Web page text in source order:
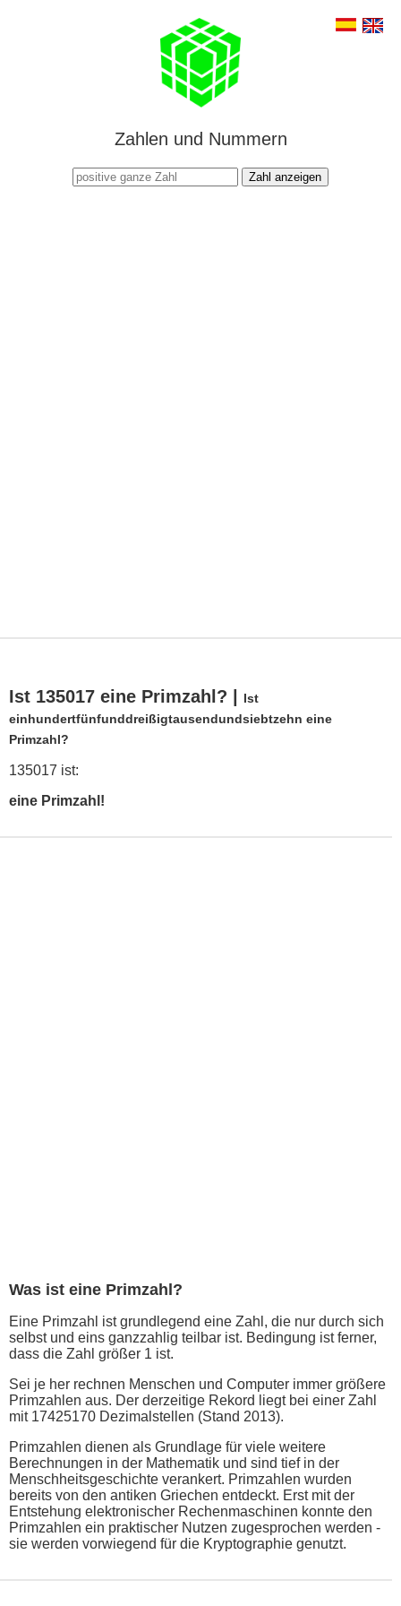
Zahlen und Nummern
Zahl anzeigen
Ist 135017 eine Primzahl? |
Ist
einhundertfünfunddreißigtausendundsiebtzehn eine
Primzahl?
135017 ist:
eine Primzahl!
Was ist eine Primzahl?
Eine Primzahl ist grundlegend eine Zahl, die nur durch sich
selbst und eins ganzzahlig teilbar ist. Bedingung ist ferner,
dass die Zahl größer 1 ist.
Sei je her rechnen Menschen und Computer immer größere
Primzahlen aus. Der derzeitige Rekord liegt bei einer Zahl
mit 17425170 Dezimalstellen (Stand 2013).
Primzahlen dienen als Grundlage für viele weitere
Berechnungen in der Mathematik und sind tief in der
Menschheitsgeschichte verankert. Primzahlen wurden
bereits von den antiken Griechen entdeckt. Erst mit der
Entstehung elektronischer Rechenmaschinen konnte den
Primzahlen ein praktischer Nutzen zugesprochen werden -
sie werden vorwiegend für die Kryptographie genutzt.